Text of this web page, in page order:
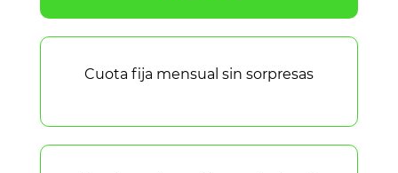
Cuota fija mensual sin sorpresas